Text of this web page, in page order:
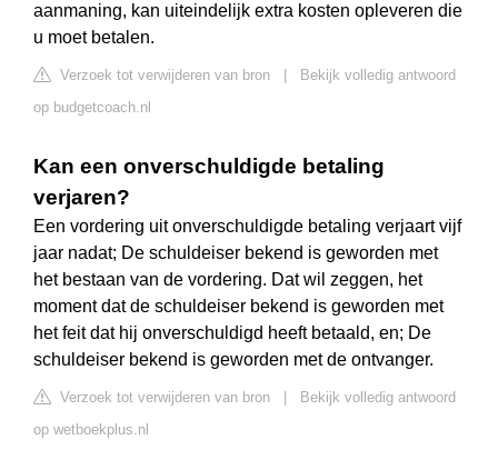
aanmaning, kan uiteindelijk extra kosten opleveren die
u moet betalen.
Verzoek tot verwijderen van bron
Bekijk volledig antwoord
op budgetcoach.nl
Kan een onverschuldigde betaling
verjaren?
Een vordering uit onverschuldigde betaling verjaart vijf
jaar nadat; De schuldeiser bekend is geworden met
het bestaan van de vordering. Dat wil zeggen, het
moment dat de schuldeiser bekend is geworden met
het feit dat hij onverschuldigd heeft betaald, en; De
schuldeiser bekend is geworden met de ontvanger.
Verzoek tot verwijderen van bron
Bekijk volledig antwoord
op wetboekplus.nl